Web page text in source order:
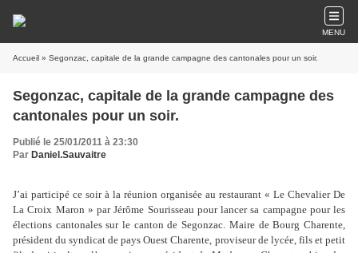
MENU
Accueil » Segonzac, capitale de la grande campagne des cantonales pour un soir.
Segonzac, capitale de la grande campagne des
cantonales pour un soir.
Publié le 25/01/2011 à 23:30
Par Daniel.Sauvaitre
J’ai participé ce soir à la réunion organisée au restaurant « Le Chevalier De
La Croix Maron » par Jérôme Sourisseau pour lancer sa campagne pour les
élections cantonales sur le canton de Segonzac. Maire de Bourg Charente,
président du syndicat de pays Ouest Charente, proviseur de lycée, fils et petit